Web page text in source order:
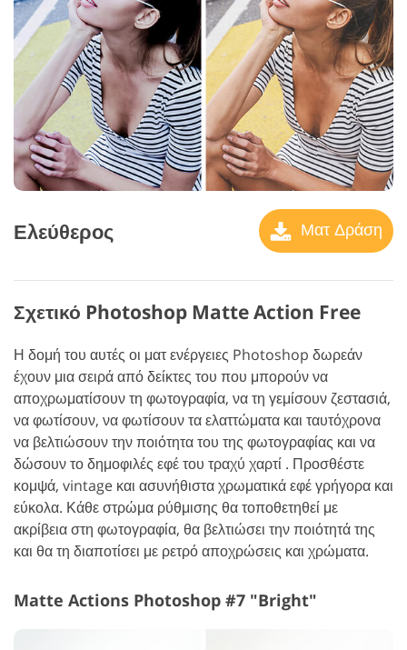
Ελεύθερος Ματ Δράση
Σχετικό Photoshop Matte Action Free
Η δομή του αυτές οι ματ ενέργειες Photoshop δωρεάν
έχουν μια σειρά από δείκτες του που μπορούν να
αποχρωματίσουν τη φωτογραφία, να τη γεμίσουν ζεστασιά,
να φωτίσουν, να φωτίσουν τα ελαττώματα και ταυτόχρονα
να βελτιώσουν την ποιότητα του της φωτογραφίας και να
δώσουν το δημοφιλές εφέ του τραχύ χαρτί . Προσθέστε
κομψά, vintage και ασυνήθιστα χρωματικά εφέ γρήγορα και
εύκολα. Κάθε στρώμα ρύθμισης θα τοποθετηθεί με
ακρίβεια στη φωτογραφία, θα βελτιώσει την ποιότητά της
και θα τη διαποτίσει με ρετρό αποχρώσεις και χρώματα.
Matte Actions Photoshop #7 "Bright"